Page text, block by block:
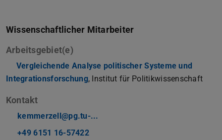
Wissenschaftlicher Mitarbeiter
Arbeitsgebiet(e)
Vergleichende Analyse politischer Systeme und
Integrationsforschung, Institut für Politikwissenschaft
Kontakt
kemmerzell@pg.tu-...
+49 6151 16-57422